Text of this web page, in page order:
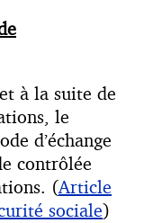
à la suite de
le
d’échange
contrôlée
(Article
sociale)